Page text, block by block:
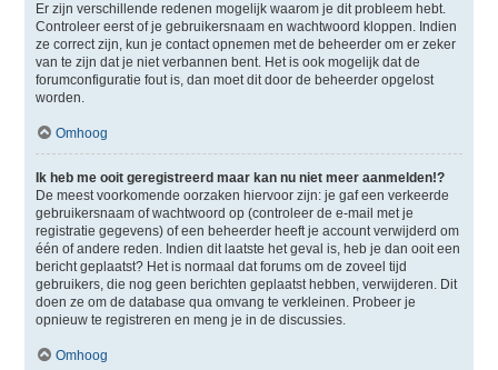
Er zijn verschillende redenen mogelijk waarom je dit probleem hebt.
Controleer eerst of je gebruikersnaam en wachtwoord kloppen. Indien
ze correct zijn, kun je contact opnemen met de beheerder om er zeker
van te zijn dat je niet verbannen bent. Het is ook mogelijk dat de
forumconfiguratie fout is, dan moet dit door de beheerder opgelost
worden.
Omhoog
Ik heb me ooit geregistreerd maar kan nu niet meer aanmelden!?
De meest voorkomende oorzaken hiervoor zijn: je gaf een verkeerde
gebruikersnaam of wachtwoord op (controleer de e-mail met je
registratie gegevens) of een beheerder heeft je account verwijderd om
één of andere reden. Indien dit laatste het geval is, heb je dan ooit een
bericht geplaatst? Het is normaal dat forums om de zoveel tijd
gebruikers, die nog geen berichten geplaatst hebben, verwijderen. Dit
doen ze om de database qua omvang te verkleinen. Probeer je
opnieuw te registreren en meng je in de discussies.
Omhoog